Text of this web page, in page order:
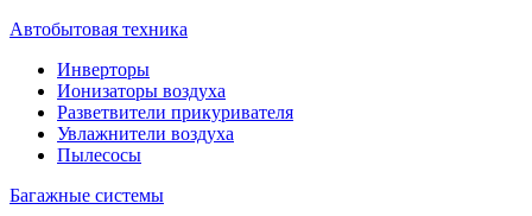
Автобытовая техника
Инверторы
Ионизаторы воздуха
Разветвители прикуривателя
Увлажнители воздуха
Пылесосы
Багажные системы